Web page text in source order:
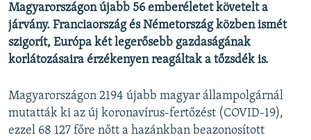
Valamennyi RFE/RL weboldal
Magyarországon újabb 56 emberéletet követelt a
járvány. Franciaország és Németország közben ismét
szigorít, Európa két legerősebb gazdaságának
korlátozásaira érzékenyen reagáltak a tőzsdék is.
Magyarországon 2194 újabb magyar állampolgárnál
mutatták ki az új koronavírus-fertőzést (COVID-19),
ezzel 68 127 főre nőtt a hazánkban beazonosított